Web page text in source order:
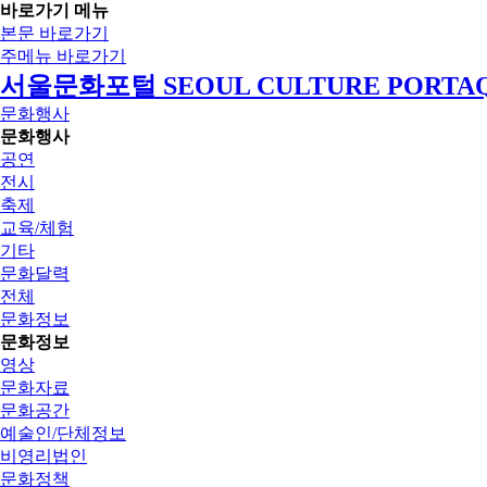
바로가기 메뉴
본문 바로가기
주메뉴 바로가기
서울문화포털 SEOUL CULTURE
문화행사
문화행사
공연
전시
축제
교육/체험
기타
문화달력
전체
문화정보
문화정보
영상
문화자료
문화공간
예술인/단체정보
비영리법인
문화정책